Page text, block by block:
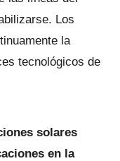
Los
la
tecnológicos de
solares
en la